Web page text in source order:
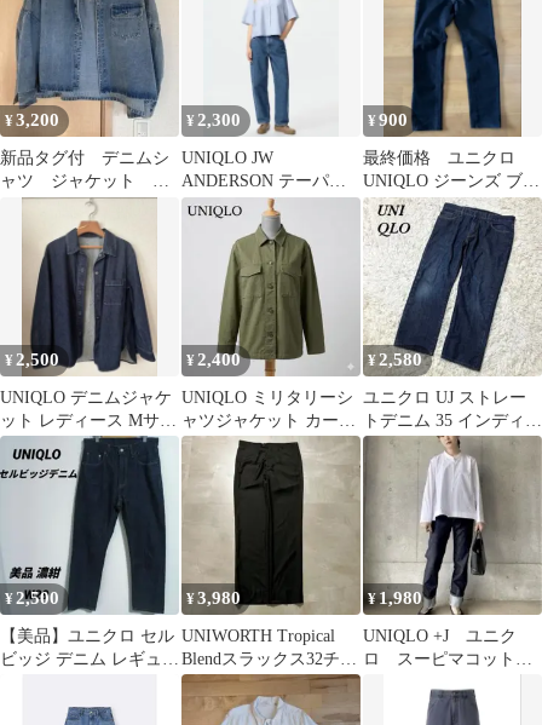
¥3,200
新品タグ付 デニムシ
ャツ ジャケット オ
ーバーサイズ
¥2,300
UNIQLO JW
ANDERSON テーパー
ド バギーデニムパン
¥900
最終価格 ユニクロ
UNIQLO ジーンズ ブラ
ック 31 ストレッチ
¥ 2,500
UNIQLO デニムジャケ
ット レディース Mサイ
ズ
¥2,400
UNIQLO ミリタリーシ
ャツジャケット カーキ
XL綿100% オーバーシ
ャツ
¥2,580
ユニクロ UJ ストレー
トデニム 35 インディゴ
ジーンズ レギュラーフ
¥2,500
【美品】ユニクロ セル
ビッジ デニム レギュラ
¥3,980
UNIWORTH Tropical
Blendスラックス32チャ
コールストライプ
¥1,980
UNIQLO +J ユニク
ロ スーピマコットン
ブラウス